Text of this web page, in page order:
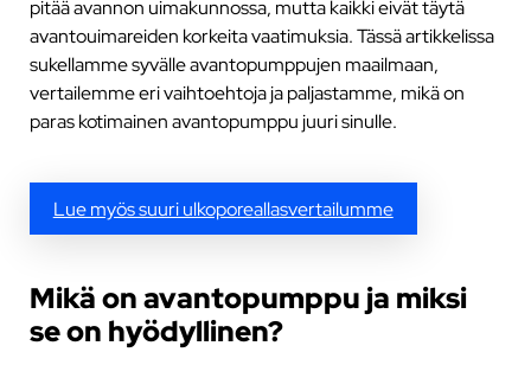
pitää avannon uimakunnossa, mutta kaikki eivät täytä
avantouimareiden korkeita vaatimuksia. Tässä artikkelissa
sukellamme syvälle avantopumppujen maailmaan,
vertailemme eri vaihtoehtoja ja paljastamme, mikä on
paras kotimainen avantopumppu juuri sinulle.
Lue myös suuri ulkoporeallasvertailumme
Mikä on avantopumppu ja miksi
se on hyödyllinen?